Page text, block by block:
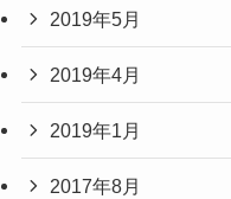
2019年5月
2019年4月
2019年1月
2017年8月